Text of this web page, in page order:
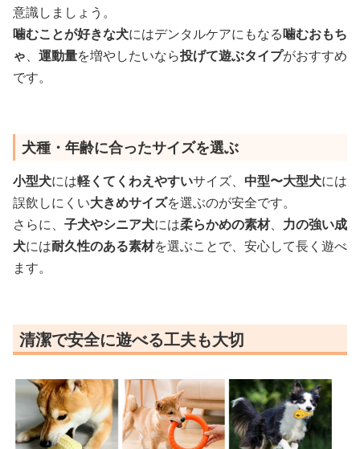
意識しましょう。
噛むことが好きな犬にはデンタルケアにもなる噛むおもち
ゃ、 運動量を増やしたいなら投げて遊ぶタイプがおすすめ
です。
犬種・年齢に合ったサイズを選ぶ
小型犬には軽くてくわえやすいサイズ、 中型〜大型犬には
誤飲しにくい大きめサイズを選ぶのが安全です。
さらに、 子犬やシニア犬には柔らかめの素材、 力の強い成
犬には耐久性のある素材を選ぶことで、安心して長く遊べ
ます。
清潔で安全に遊べる工夫も大切